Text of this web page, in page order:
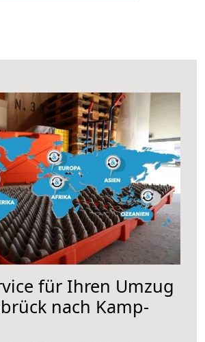
für Ihren Umzug
nach Kamp-